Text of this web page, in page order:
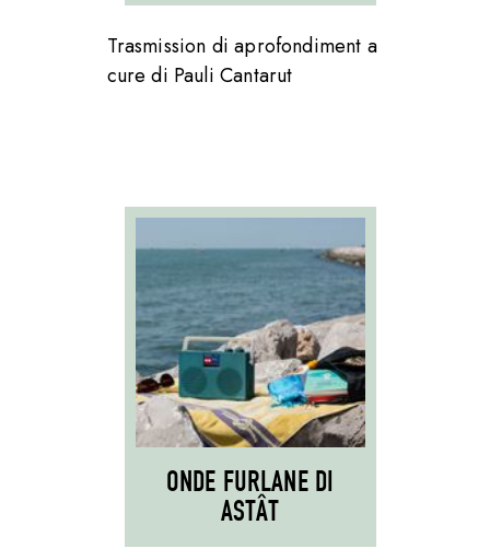
Trasmission di aprofondiment a
cure di Pauli Cantarut
ONDE FURLANE DI
ASTÂT